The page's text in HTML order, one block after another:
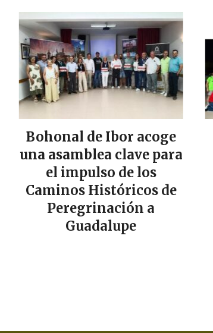
Bohonal de Ibor acoge
una asamblea clave para
el impulso de los
Caminos Históricos de
Peregrinación a
Guadalupe